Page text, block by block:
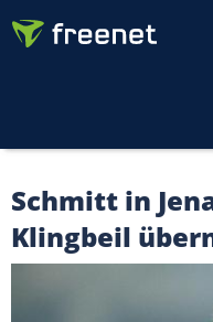
Schmitt in
Klingbeil